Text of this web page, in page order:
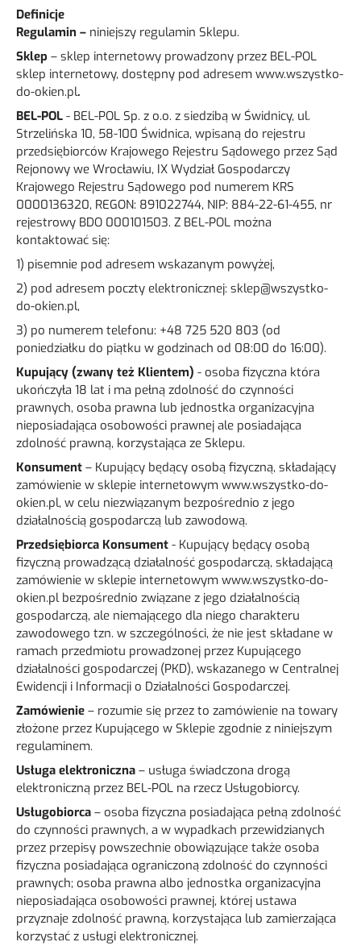
Definicje
Regulamin – niniejszy regulamin Sklepu.
Sklep – sklep internetowy prowadzony przez BEL-POL
sklep internetowy, dostępny pod adresem www.wszystko-
do-okien.pl.
BEL-POL - BEL-POL Sp. z o.o. z siedzibą w Świdnicy, ul.
Strzelińska 10, 58-100 Świdnica, wpisaną do rejestru
przedsiębiorców Krajowego Rejestru Sądowego przez Sąd
Rejonowy we Wrocławiu, IX Wydział Gospodarczy
Krajowego Rejestru Sądowego pod numerem KRS
0000136320, REGON: 891022744, NIP: 884-22-61-455, nr
rejestrowy BDO 000101503. Z BEL-POL można
kontaktować się:
1) pisemnie pod adresem wskazanym powyżej,
2) pod adresem poczty elektronicznej: sklep@wszystko-
do-okien.pl,
3) po numerem telefonu: +48 725 520 803 (od
poniedziałku do piątku w godzinach od 08:00 do 16:00).
Kupujący (zwany też Klientem) - osoba fizyczna która
ukończyła 18 lat i ma pełną zdolność do czynności
prawnych, osoba prawna lub jednostka organizacyjna
nieposiadająca osobowości prawnej ale posiadająca
zdolność prawną, korzystająca ze Sklepu.
Konsument – Kupujący będący osobą fizyczną, składający
zamówienie w sklepie internetowym www.wszystko-do-
okien.pl, w celu niezwiązanym bezpośrednio z jego
działalnością gospodarczą lub zawodową.
Przedsiębiorca Konsument - Kupujący będący osobą
fizyczną prowadzącą działalność gospodarczą, składającą
zamówienie w sklepie internetowym www.wszystko-do-
okien.pl bezpośrednio związane z jego działalnością
gospodarczą, ale niemającego dla niego charakteru
zawodowego tzn. w szczególności, że nie jest składane w
ramach przedmiotu prowadzonej przez Kupującego
działalności gospodarczej (PKD), wskazanego w Centralnej
Ewidencji i Informacji o Działalności Gospodarczej.
Zamówienie – rozumie się przez to zamówienie na towary
złożone przez Kupującego w Sklepie zgodnie z niniejszym
regulaminem.
Usługa elektroniczna – usługa świadczona drogą
elektroniczną przez BEL-POL na rzecz Usługobiorcy.
Usługobiorca – osoba fizyczna posiadająca pełną zdolność
do czynności prawnych, a w wypadkach przewidzianych
przez przepisy powszechnie obowiązujące także osoba
fizyczna posiadająca ograniczoną zdolność do czynności
prawnych; osoba prawna albo jednostka organizacyjna
nieposiadająca osobowości prawnej, której ustawa
przyznaje zdolność prawną, korzystająca lub zamierzająca
korzystać z usługi elektronicznej.